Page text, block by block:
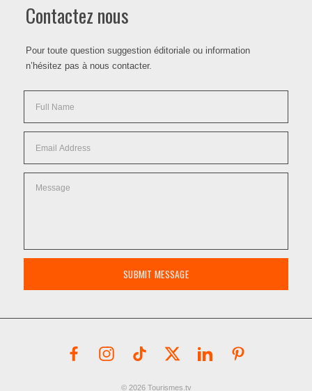
Contactez nous
Pour toute question suggestion éditoriale ou information
n’hésitez pas à nous contacter.
SUBMIT MESSAGE
© 2026 Tourismes.tv